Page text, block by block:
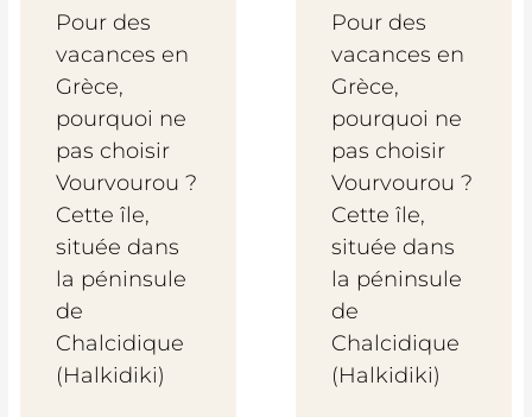
Pour des
vacances en
Grèce,
pourquoi ne
pas choisir
Vourvourou ?
Cette île,
située dans
la péninsule
de
Chalcidique
(Halkidiki)
Pour des
vacances en
Grèce,
pourquoi ne
pas choisir
Vourvourou ?
Cette île,
située dans
la péninsule
de
Chalcidique
(Halkidiki)